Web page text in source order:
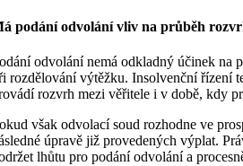
podání odvolání vliv na průběh
odvolání nemá odkladný účinek na
rozdělování výtěžku. Insolvenční řízení
rozvrh mezi věřitele i v době, kdy
však odvolací soud rozhodne ve
úpravě již provedených výplat.
lhůtu pro podání odvolání a